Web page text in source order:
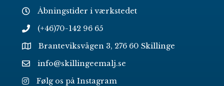
Åbningstider i værkstedet
(+46)70-142 96 65
Branteviksvägen 3, 276 60 Skillinge
info@skillingeemalj.se
Følg os på Instagram